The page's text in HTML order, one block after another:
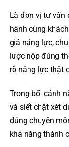
Là đơn vị tư vấn
hành cùng
giá năng lực,
lược nộp đúng
rõ năng lực thật
Trong bối cảnh
và siết chặt xét
đúng chuyên
khả năng thành